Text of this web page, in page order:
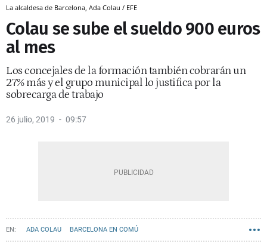
La alcaldesa de Barcelona, Ada Colau / EFE
Colau se sube el sueldo 900 euros
al mes
Los concejales de la formación también cobrarán un
27% más y el grupo municipal lo justifica por la
sobrecarga de trabajo
26 julio, 2019 09:57
ADA COLAU BARCELONA EN COMÚ